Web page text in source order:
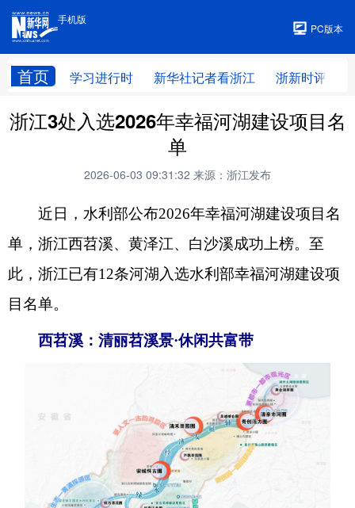
手机版
PC版本
首页 学习进行时 新华社记者看浙江 浙新时评
手机版
浙江3处入选2026年幸福河湖建设项目名
单
2026-06-03 09:31:32 来源：浙江发布
近日，水利部公布2026年幸福河湖建设项目名
单，浙江西苕溪、黄泽江、白沙溪成功上榜。至
此，浙江已有12条河湖入选水利部幸福河湖建设项
目名单。
西苕溪：清丽苕溪景·休闲共富带